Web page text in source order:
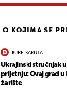
KOJIMA SE
BURE BARUTA
Ukrajinski stručnjak
prijetnju: Ovaj grad u
žarište